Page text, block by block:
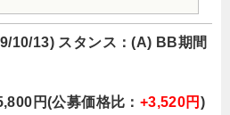
10/13) スタンス：(A) BB期間
円(公募価格比： +3,520円 )